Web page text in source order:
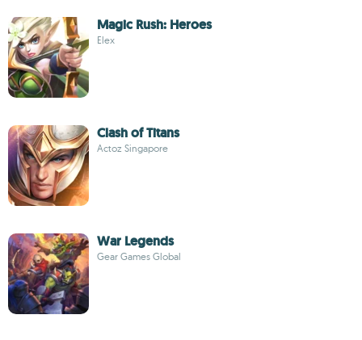
Magic Rush: Heroes
Elex
Clash of Titans
Actoz Singapore
War Legends
Gear Games Global